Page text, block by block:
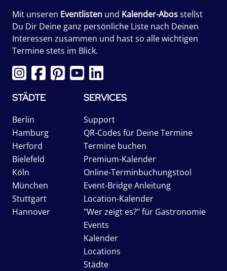
Mit unseren Eventlisten und Kalender-Abosstellst
Du Dir Deine ganz persönliche Liste nach Deinen
Interessen zusammen und hast so alle wichtigen
Termine stets im Blick.
STÄDTE
Berlin
Hamburg
Herford
Bielefeld
Köln
München
Stuttgart
Hannover
SERVICES
Support
QR-Codes für Deine Termine
Termine buchen
Premium-Kalender
Online-Terminbuchungstool
Event-Bridge Anleitung
Location-Kalender
"Wer zeigt es?" für Gastronomie
Events
Kalender
Locations
Städte